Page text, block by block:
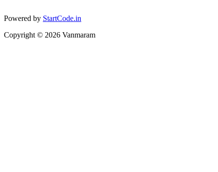
Powered by StartCode.in
Copyright © 2026 Vanmaram